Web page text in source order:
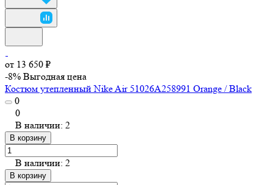
от 13 650 ₽
-8% Выгодная цена
Костюм утепленный Nike Air 51026A258991 Orange / Black
0
0
В наличии: 2
В корзину
В наличии: 2
В корзину